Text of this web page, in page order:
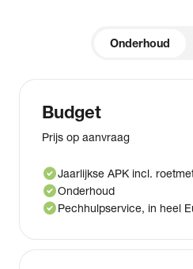
Onderhoud
Budget
Prijs op aanvraag
check_circleJaarlijkse APK incl.
check_circleOnderhoud
check_circlePechhulpservice, in heel